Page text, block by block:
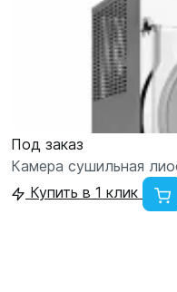
Под заказ
Камера сушильная
Купить в 1 клик